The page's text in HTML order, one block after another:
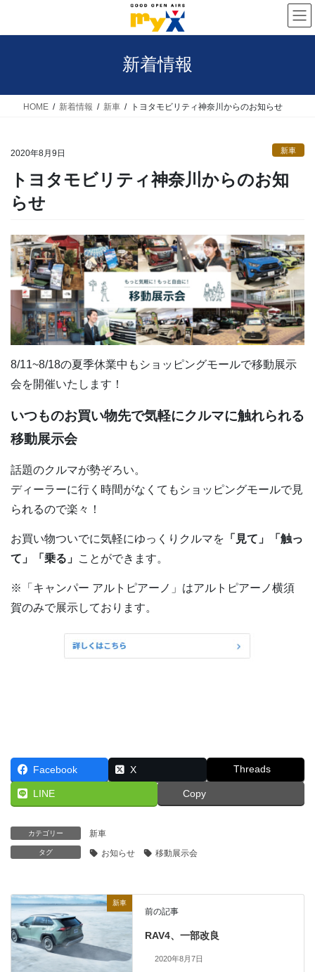
新着情報
HOME 新着情報 新車 トヨタモビリティ神奈川からのお知らせ
2020年8月9日 新車
トヨタモビリティ神奈川からのお知
らせ
8/11~8/18の夏季休業中もショッピングモールで移動展示
会を開催いたします！
いつものお買い物先で気軽にクルマに触れられる
移動展示会
話題のクルマが勢ぞろい。
ディーラーに行く時間がなくてもショッピングモールで見
られるので楽々！
お買い物ついでに気軽にゆっくりクルマを 「見て」「触っ
て」「乗る」 ことができます。
※「キャンパー アルトピアーノ」はアルトピアーノ横須
賀のみで展示しております。
Facebook X Threads
LINE Copy
カテゴリー 新車
タグ お知らせ 移動展示会
新車
前の記事
RAV4、一部改良
2020年8月7日